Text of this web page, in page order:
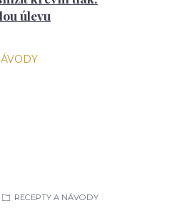
úlevu
RECEPTY A NÁVODY